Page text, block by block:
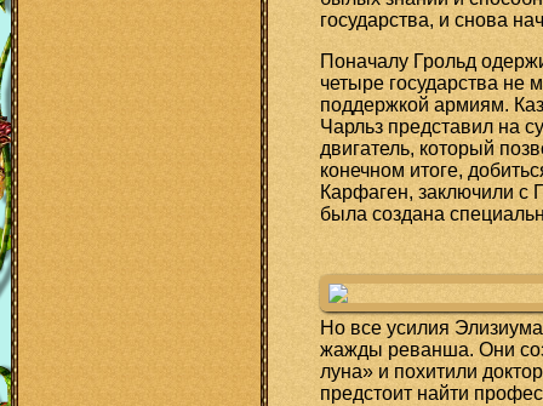
государства, и снова
Поначалу Грольд
четыре государства не
поддержкой армиям.
Чарльз представил на
двигатель, который
конечном итоге,
Карфаген, заключили с
была создана
Но все усилия
жажды реванша. Они
луна» и похитили
предстоит найти